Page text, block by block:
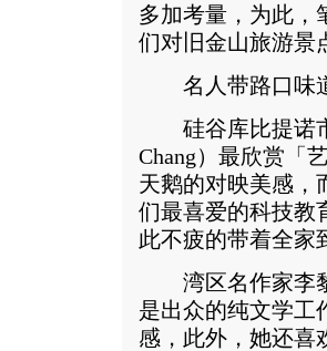
多加考量，为此，
们对旧金山旅游景
名人带路口味
硅谷库比提诺市
Chang）最欣赏「
天鹅的对映美感，
们最喜爱的科技教
此不疲的带着全家
湾区名作家李黎
是出众的纯文学工
感，此外，她还喜